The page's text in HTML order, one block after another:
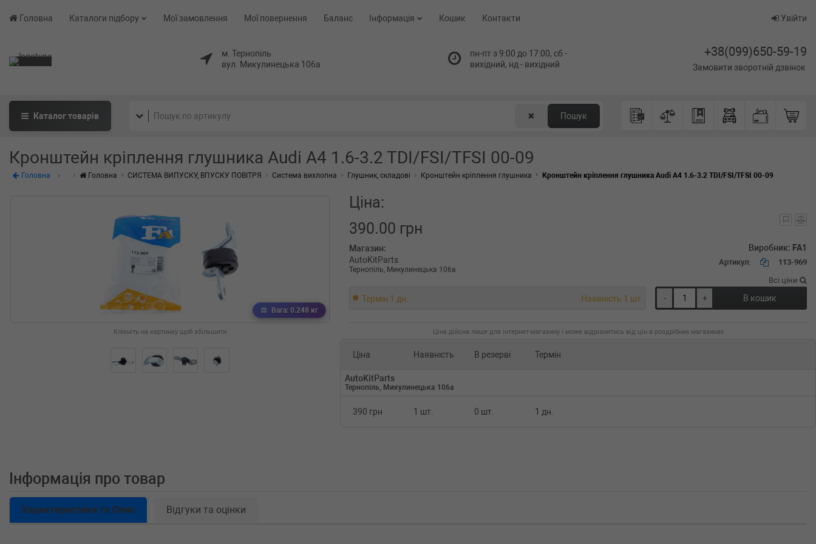
Головна Каталоги підбору Мої замовлення Мої повернення Баланс Інформація Кошик Контакти Увійти
м. Тернопіль
вул. Микулинецька 106а
пн-пт з 9:00 до 17:00, сб -
вихідний, нд - вихідний
+38(099)650-59-19
Замовити зворотній дзвінок
Каталогтоварів ✖ Пошук
Кронштейн кріплення глушника Audi A4 1.6-3.2 TDI/FSI/TFSI 00-09
Головна Головна СИСТЕМА ВИПУСКУ, ВПУСКУ ПОВІТРЯ Система вихлопна Глушник, складові Кронштейн кріплення глушника Кронштейн кріплення глушника Audi A4 1.6-3.2 TDI/FSI/TFSI 00-09
Вага: 0.248 кг
Клікніть на картинку щоб збільшити
Ціна:
390.00 грн
Магазин:
AutoKitParts
Тернопіль, Микулинецька 106а
Виробник: FA1
Артикул: 113-969
Всі ціни
Термін 1 дн. Наявність 1 шт. - + В кошик
Ціна дійсна лише для інтернет-магазину і може відрізнятись від цін в роздрібних магазинах
Ціна Наявність В резерві Термін
AutoKitParts
Тернопіль, Микулинецька 106а
390 грн 1 шт. 0 шт. 1 дн.
Інформація про товар
Характеристики та Опис Відгуки та оцінки